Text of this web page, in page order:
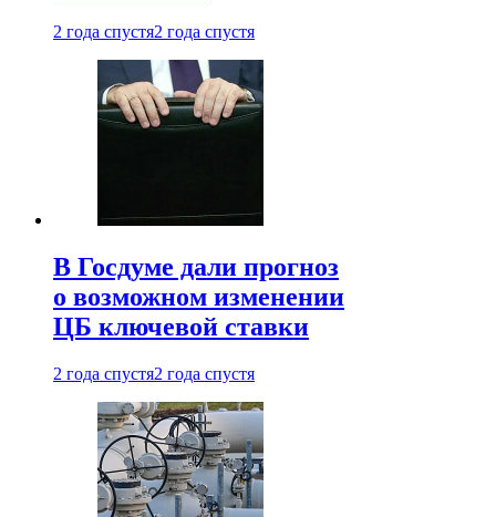
2 года спустя2 года спустя
В Госдуме дали прогноз
о возможном изменении
ЦБ ключевой ставки
2 года спустя2 года спустя